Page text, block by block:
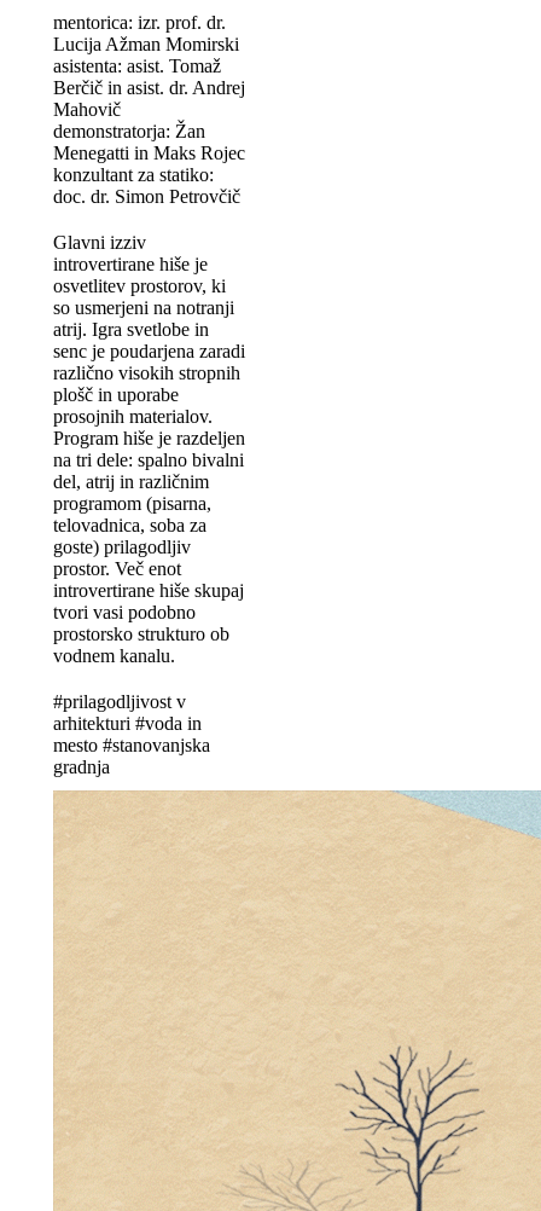
mentorica: izr. prof. dr.
Lucija Ažman Momirski
asistenta: asist. Tomaž
Berčič in asist. dr. Andrej
Mahovič
demonstratorja: Žan
Menegatti in Maks Rojec
konzultant za statiko:
doc. dr. Simon Petrovčič
Glavni izziv
introvertirane hiše je
osvetlitev prostorov, ki
so usmerjeni na notranji
atrij. Igra svetlobe in
senc je poudarjena zaradi
različno visokih stropnih
plošč in uporabe
prosojnih materialov.
Program hiše je razdeljen
na tri dele: spalno bivalni
del, atrij in različnim
programom (pisarna,
telovadnica, soba za
goste) prilagodljiv
prostor. Več enot
introvertirane hiše skupaj
tvori vasi podobno
prostorsko strukturo ob
vodnem kanalu.
#prilagodljivost v
arhitekturi #voda in
mesto #stanovanjska
gradnja